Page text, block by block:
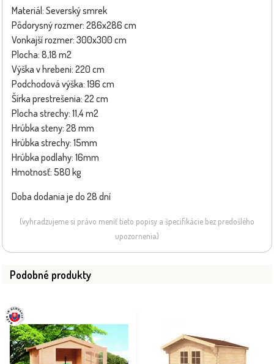
Materiál: Severský smrek
Pôdorysný rozmer: 286x286 cm
Vonkajší rozmer: 300x300 cm
Plocha: 8,18 m2
Výška v hrebeni: 220 cm
Podchodová výška: 196 cm
Šírka prestrešenia: 22 cm
Plocha strechy: 11,4 m2
Hrúbka steny: 28 mm
Hrúbka strechy: 15mm
Hrúbka podlahy: 16mm
Hmotnosť: 580 kg
Doba dodania je do 28 dní
(vyhradzujeme si právo meniť tieto popisy a špecifikácie bez predošlého
upozornenia)
Podobné produkty